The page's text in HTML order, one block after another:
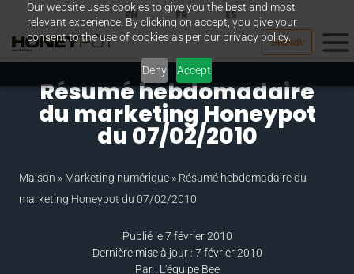
Our website uses cookies to give you the best and most
relevant experience. By clicking on accept, you give your
consent to the use of cookies as per our privacy policy.
Deny Accept
Passer
contenu
EN FR ES
Grandir
Résumé hebdomadaire
du marketing Honeypot
du 07/02/2010
Maison » Marketing numérique » Résumé hebdomadaire du
marketing Honeypot du 07/02/2010
Publié le 7 février 2010
Dernière mise à jour : 7 février 2010
Par : L'équipe Bee